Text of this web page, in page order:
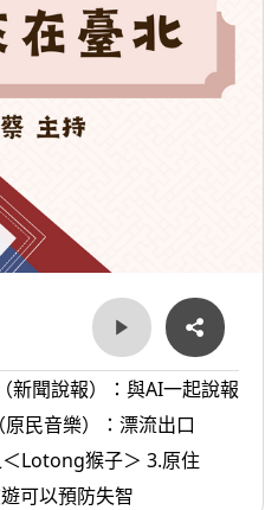
新聞說報）：與AI一起說報
Lotong猴子＞ 3.原住
可以預防失智